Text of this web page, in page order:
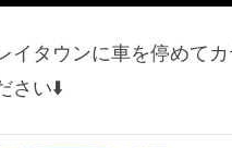
イタウンに車を停めて
さい⬇️